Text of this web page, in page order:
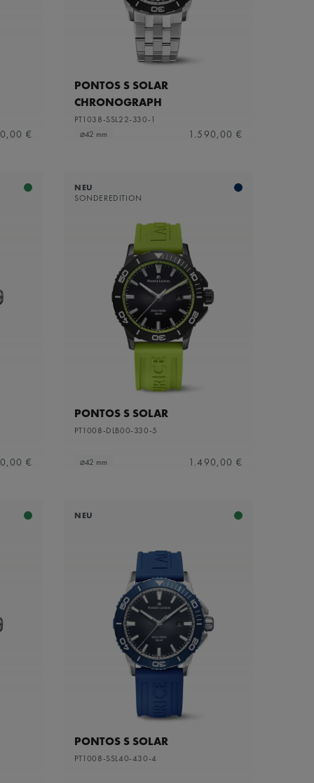
€
PONTOS S SOLAR
CHRONOGRAPH
PT1038-SSL22-330-1
⌀42 mm
1.590,00 €
€
NEU
SONDEREDITION
PONTOS S SOLAR
PT1008-DLB00-330-5
⌀42 mm 1.490,00 €
NEU
PONTOS S SOLAR
PT1008-SSL40-430-4